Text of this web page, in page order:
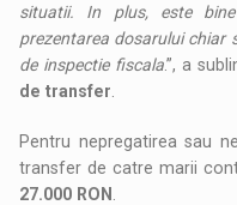
situatii. In plus, este
prezentarea dosarului chiar
de inspectie fiscala.”, a
de transfer
Pentru nepregatirea sau
transfer de catre marii
27.000 RON